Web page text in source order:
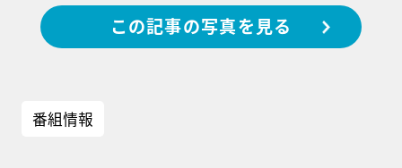
この記事の写真を見る
番組情報